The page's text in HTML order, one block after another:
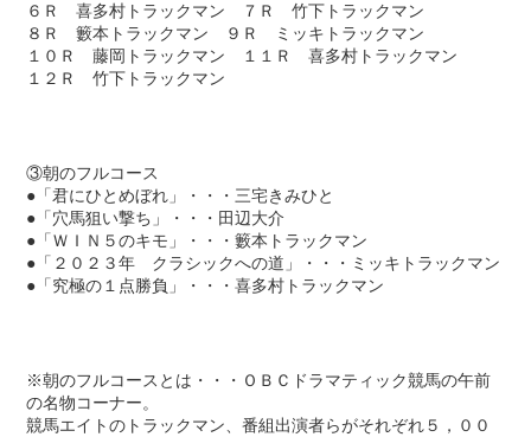
６Ｒ 喜多村トラックマン ７Ｒ 竹下トラックマン
８Ｒ 籔本トラックマン ９Ｒ ミッキトラックマン
１０Ｒ 藤岡トラックマン １１Ｒ 喜多村トラックマン
１２Ｒ 竹下トラックマン
③朝のフルコース
●「君にひとめぼれ」・・・三宅きみひと
●「穴馬狙い撃ち」・・・田辺大介
●「ＷＩＮ５のキモ」・・・籔本トラックマン
●「２０２３年 クラシックへの道」・・・ミッキトラックマン
●「究極の１点勝負」・・・喜多村トラックマン
※朝のフルコースとは・・・ＯＢＣドラマティック競馬の午前
の名物コーナー。
競馬エイトのトラックマン、番組出演者らがそれぞれ５，００